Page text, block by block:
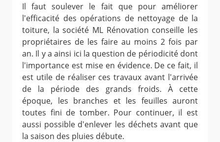
Il faut soulever le fait que pour améliorer
l'efficacité des opérations de nettoyage de la
toiture, la société ML Rénovation conseille les
propriétaires de les faire au moins 2 fois par
an. Il y a ainsi ici la question de périodicité dont
l'importance est mise en évidence. De ce fait, il
est utile de réaliser ces travaux avant l'arrivée
de la période des grands froids. À cette
époque, les branches et les feuilles auront
toutes fini de tomber. Pour continuer, il est
aussi possible d'enlever les déchets avant que
la saison des pluies débute.